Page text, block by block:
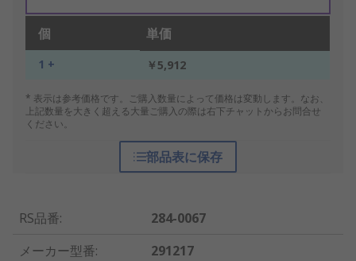
個 単価
1 + ￥5,912
* 表示は参考価格です。ご購入数量によって価格は変動します。なお、
上記数量を大きく超える大量ご購入の際は右下チャットからお問合せ
ください。
部品表に保存
RS品番:
284-0067
メーカー型番:
291217